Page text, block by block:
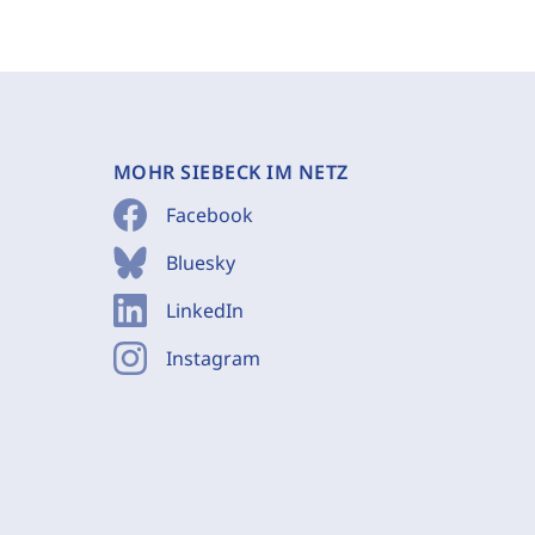
MOHR SIEBECK IM NETZ
Facebook
Bluesky
LinkedIn
Instagram